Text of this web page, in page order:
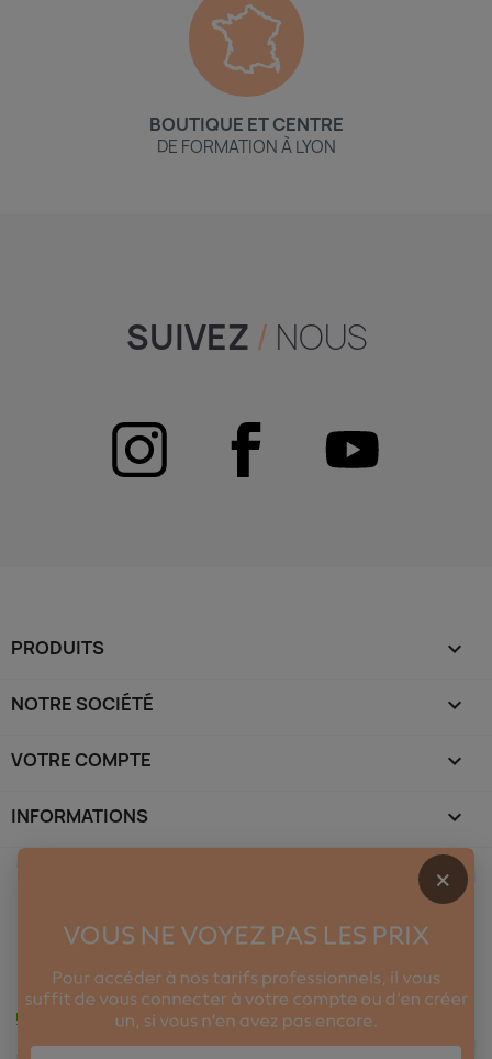
BOUTIQUE ET CENTRE
DE FORMATION À LYON
SUIVEZ / NOUS
PRODUITS 
NOTRE SOCIÉTÉ 
VOTRE COMPTE 
INFORMATIONS keyboard_arrow_down
×